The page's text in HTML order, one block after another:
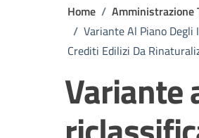
Home / Amministrazione
/ Variante Al Piano Degli
Crediti Edilizi Da
Variante